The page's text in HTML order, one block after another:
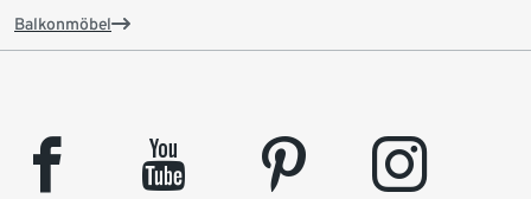
Balkonmöbel
facebook youtube pinterest instagram